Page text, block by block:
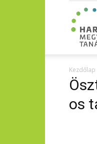
Kezdőlap
os